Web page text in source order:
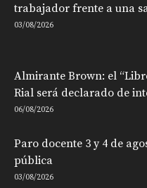
trabajador frente a una
03/08/2026
Almirante Brown: el
Rial será declarado de
06/08/2026
Paro docente 3 y 4 de
pública
03/08/2026